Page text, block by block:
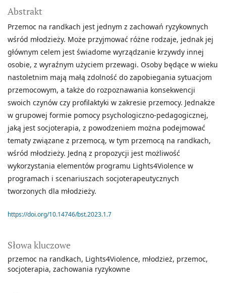
Słowa kluczowe
przemoc na randkach Lights4Violence młodzież przemoc
socjoterapia zachowania ryzykowne
Abstrakt
Przemoc na randkach jest jednym z zachowań ryzykownych
wśród młodzieży. Może przyjmować różne rodzaje, jednak jej
głównym celem jest świadome wyrządzanie krzywdy innej
osobie, z wyraźnym użyciem przewagi. Osoby będące w wieku
nastoletnim mają małą zdolność do zapobiegania sytuacjom
przemocowym, a także do rozpoznawania konsekwencji
swoich czynów czy profilaktyki w zakresie przemocy. Jednakże
w grupowej formie pomocy psychologiczno-pedagogicznej,
jaką jest socjoterapia, z powodzeniem można podejmować
tematy związane z przemocą, w tym przemocą na randkach,
wśród młodzieży. Jedną z propozycji jest możliwość
wykorzystania elementów programu Lights4Violence w
programach i scenariuszach socjoterapeutycznych
tworzonych dla młodzieży.
https://doi.org/10.14746/bst.2023.1.7